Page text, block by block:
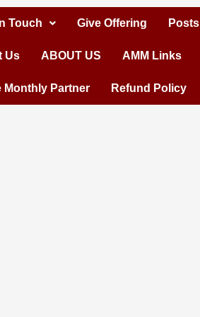
Touch Give Offering Posts
Us ABOUT US AMM Links
Monthly Partner Refund Policy